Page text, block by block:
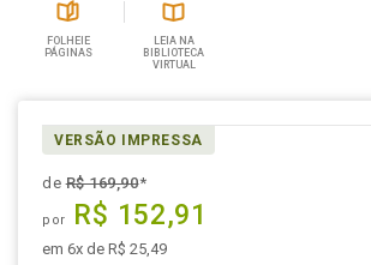
FOLHEIE
PÁGINAS
LEIA NA
BIBLIOTECA
VIRTUAL
VERSÃO IMPRESSA
deR$ 169,90*
por R$ 152,91
em 6x de R$ 25,49